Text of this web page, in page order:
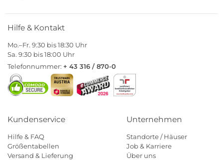
Hilfe & Kontakt
Mo.–Fr. 9:30 bis 18:30 Uhr
Sa. 9:30 bis 18:00 Uhr
Telefonnummer: + 43 316 / 870-0
Kundenservice
Hilfe & FAQ
Größentabellen
Versand & Lieferung
Unternehmen
Standorte / Häuser
Job & Karriere
Über uns